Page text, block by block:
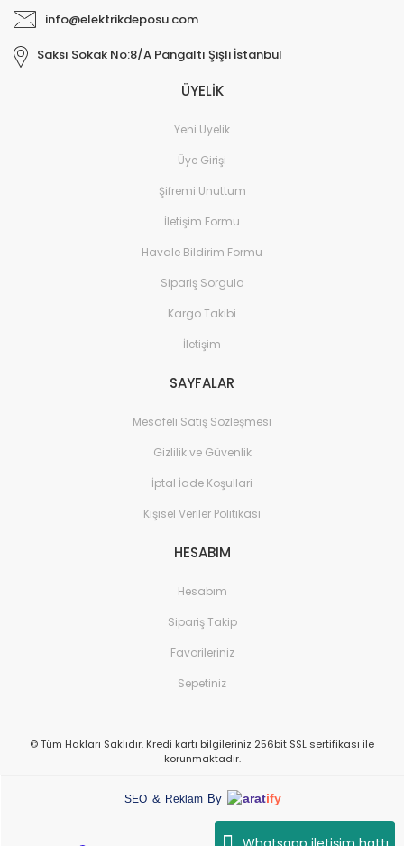
info@elektrikdeposu.com
Saksı Sokak No:8/A Pangaltı Şişli İstanbul
ÜYELİK
Yeni Üyelik
Üye Girişi
Şifremi Unuttum
İletişim Formu
Havale Bildirim Formu
Sipariş Sorgula
Kargo Takibi
İletişim
SAYFALAR
Mesafeli Satış Sözleşmesi
Gizlilik ve Güvenlik
İptal İade Koşullari
Kişisel Veriler Politikası
HESABIM
Hesabım
Sipariş Takip
Favorileriniz
Sepetiniz
© Tüm Hakları Saklıdır. Kredi kartı bilgileriniz 256bit SSL sertifikası ile
korunmaktadır.
SEO & Reklam By aratify